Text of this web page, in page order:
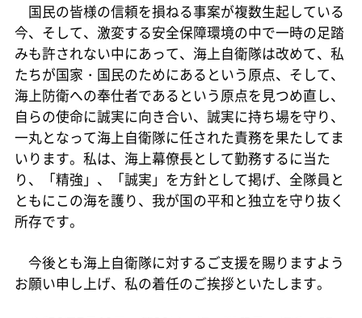
国民の皆様の信頼を損ねる事案が複数生起している
今、そして、激変する安全保障環境の中で一時の足踏
みも許されない中にあって、海上自衛隊は改めて、私
たちが国家・国民のためにあるという原点、そして、
海上防衛への奉仕者であるという原点を見つめ直し、
自らの使命に誠実に向き合い、誠実に持ち場を守り、
一丸となって海上自衛隊に任された責務を果たしてま
いります。私は、海上幕僚長として勤務するに当た
り、「精強」、「誠実」を方針として掲げ、全隊員と
ともにこの海を護り、我が国の平和と独立を守り抜く
所存です。
今後とも海上自衛隊に対するご支援を賜りますよう
お願い申し上げ、私の着任のご挨拶といたします。